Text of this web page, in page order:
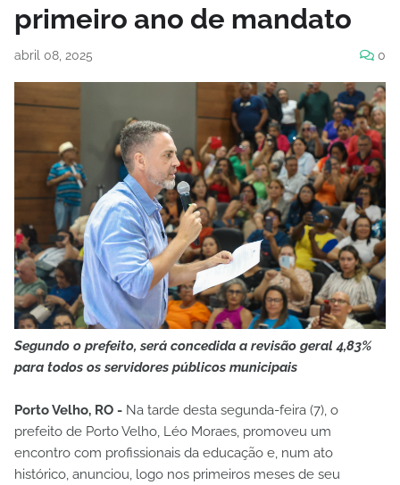
primeiro ano de mandato
abril 08, 2025 0
Segundo o prefeito, será concedida a revisão geral 4,83%
para todos os servidores públicos municipais
Porto Velho, RO - Na tarde desta segunda-feira (7), o
prefeito de Porto Velho, Léo Moraes, promoveu um
encontro com profissionais da educação e, num ato
histórico, anunciou, logo nos primeiros meses de seu